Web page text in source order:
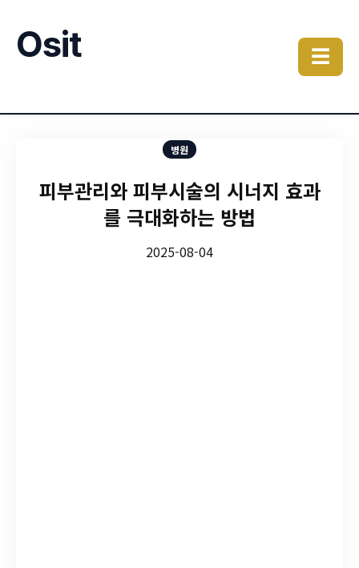
Osit ☰
병원
피부관리와 피부시술의 시너지 효과
를 극대화하는 방법
2025-08-04